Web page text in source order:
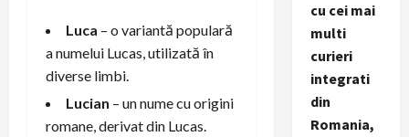
Luca – o variantă populară
a numelui Lucas, utilizată în
diverse limbi.
Lucian – un nume cu origini
romane, derivat din Lucas.
cu cei mai
multi
curieri
integrati
din
Romania,